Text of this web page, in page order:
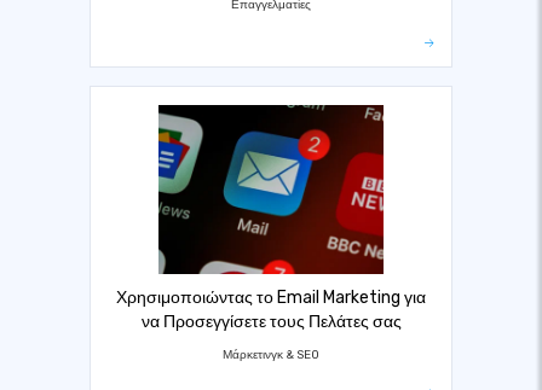
Επαγγελματίες
Χρησιμοποιώντας το Email Marketing για
να Προσεγγίσετε τους Πελάτες σας
Μάρκετινγκ & SEO